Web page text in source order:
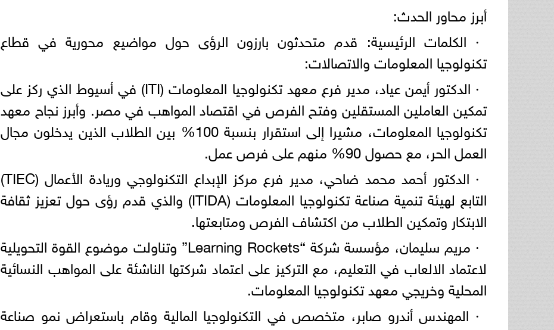
أبرز محاور الحدث:
· الكلمات الرئيسية: قدم متحدثون بارزون الرؤى حول مواضيع محورية في قطاع
تكنولوجيا المعلومات والاتصالات:
· الدكتور أيمن عياد، مدير فرع معهد تكنولوجيا المعلومات (ITI) في أسيوط الذي ركز على
تمكين العاملين المستقلين وفتح الفرص في اقتصاد المواهب في مصر. وأبرز نجاح معهد
تكنولوجيا المعلومات، مشيرا إلى استقرار بنسبة 100% بين الطلاب الذين يدخلون مجال
العمل الحر، مع حصول 90% منهم على فرص عمل.
· الدكتور أحمد محمد ضاحي، مدير فرع مركز الإبداع التكنولوجي وريادة الأعمال (TIEC)
التابع لهيئة تنمية صناعة تكنولوجيا المعلومات (ITIDA) والذي قدم رؤى حول تعزيز ثقافة
الابتكار وتمكين الطلاب من اكتشاف الفرص ومتابعتها.
· مريم سليمان، مؤسسة شركة “Learning Rockets” وتناولت موضوع القوة التحويلية
لاعتماد الالعاب في التعليم، مع التركيز على اعتماد شركتها الناشئة على المواهب النسائية
المحلية وخريجي معهد تكنولوجيا المعلومات.
· المهندس أندرو صابر، متخصص في التكنولوجيا المالية وقام باستعراض نمو صناعة